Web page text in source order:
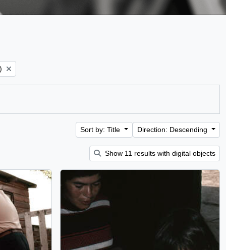
Sort by: Title Direction: Descending
Show 11 results with digital objects